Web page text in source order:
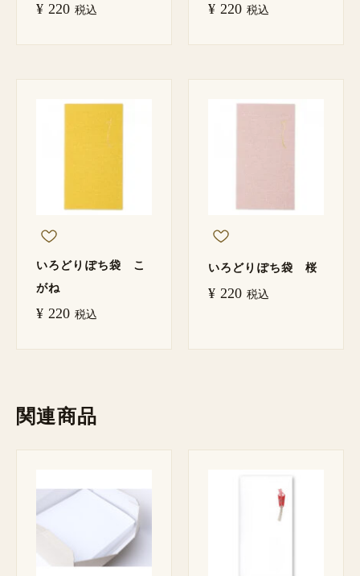
¥ 220 税込 ¥ 220 税込
いろどりぽち袋 こ
がね
¥ 220 税込
いろどりぽち袋 桜
¥ 220 税込
関連商品